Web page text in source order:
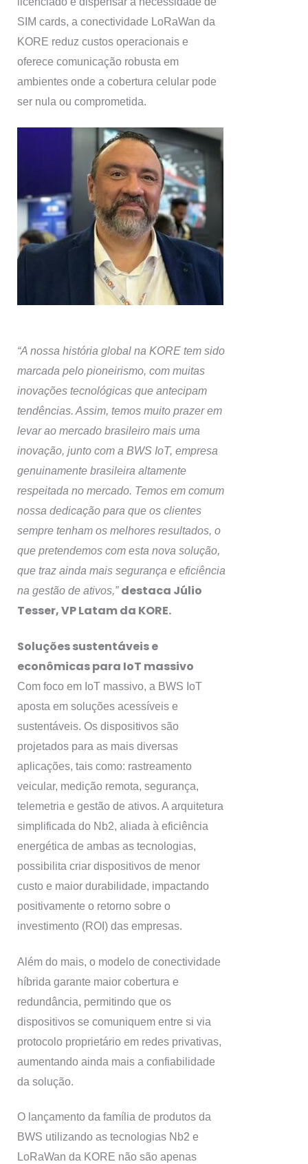
SIM cards, a conectividade LoRaWan da
KORE reduz custos operacionais e
oferece comunicação robusta em
ambientes onde a cobertura celular pode
ser nula ou comprometida.
“A nossa história global na KORE tem sido
marcada pelo pioneirismo, com muitas
inovações tecnológicas que antecipam
tendências. Assim, temos muito prazer em
levar ao mercado brasileiro mais uma
inovação, junto com a BWS IoT, empresa
genuinamente brasileira altamente
respeitada no mercado. Temos em comum
nossa dedicação para que os clientes
sempre tenham os melhores resultados, o
que pretendemos com esta nova solução,
que traz ainda mais segurança e eficiência
na gestão de ativos,” destaca Júlio
Tesser, VP Latam da KORE.
Soluções sustentáveis e
econômicas para IoT massivo
Com foco em IoT massivo, a BWS IoT
aposta em soluções acessíveis e
sustentáveis. Os dispositivos são
projetados para as mais diversas
aplicações, tais como: rastreamento
veicular, medição remota, segurança,
telemetria e gestão de ativos. A arquitetura
simplificada do Nb2, aliada à eficiência
energética de ambas as tecnologias,
possibilita criar dispositivos de menor
custo e maior durabilidade, impactando
positivamente o retorno sobre o
investimento (ROI) das empresas.
Além do mais, o modelo de conectividade
híbrida garante maior cobertura e
redundância, permitindo que os
dispositivos se comuniquem entre si via
protocolo proprietário em redes privativas,
aumentando ainda mais a confiabilidade
da solução.
O lançamento da família de produtos da
BWS utilizando as tecnologias Nb2 e
LoRaWan da KORE não são apenas